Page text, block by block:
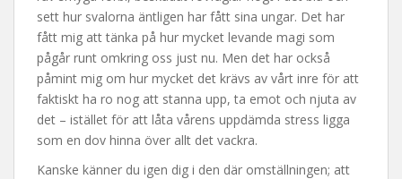
sett hur svalorna äntligen har fått sina ungar. Det har
fått mig att tänka på hur mycket levande magi som
pågår runt omkring oss just nu. Men det har också
påmint mig om hur mycket det krävs av vårt inre för att
faktiskt ha ro nog att stanna upp, ta emot och njuta av
det – istället för att låta vårens uppdämda stress ligga
som en dov hinna över allt det vackra.
Kanske känner du igen dig i den där omställningen; att